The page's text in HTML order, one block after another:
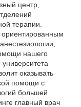
центр,
терапии.
нашего
оказывать
помощи с
большей
главный врач